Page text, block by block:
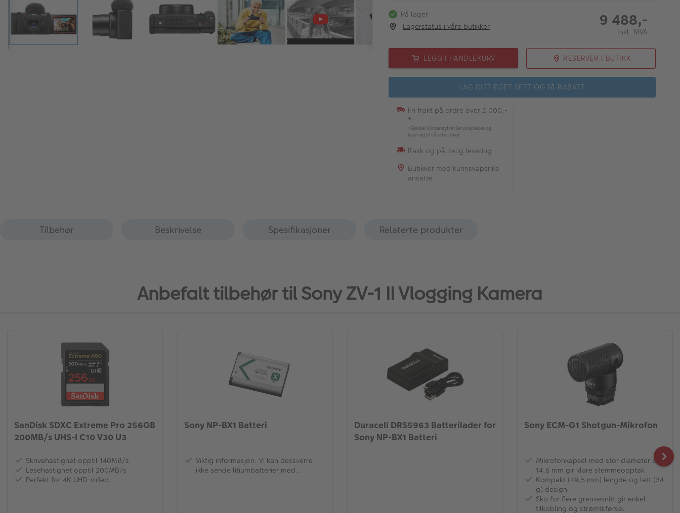
På lager
Lagerstatus i våre butikker
9 488,-
Inkl. MVA
LEGG I HANDLEKURV RESERVER I BUTIKK
LAG DITT EGET SETT OG FÅ RABATT
Fri frakt på ordre over 2 000,-
*
*Gjelder Klimanøytral Servicepakke og
levering til våre butikker
Rask og pålitelig levering
Butikker med kunnskapsrike
ansatte
Tilbehør Beskrivelse Spesifikasjoner Relaterte produkter
Anbefalt tilbehør til Sony ZV-1 II Vlogging Kamera
SanDisk SDXC Extreme Pro 256GB
200MB/s UHS-I C10 V30 U3
Skrivehastighet opptil 140MB/s
Lesehastighet opptil 200MB/s
Perfekt for 4K UHD-video
Sony NP-BX1 Batteri
Viktig informasjon: Vi kan dessverre
ikke sende litiumbatterier med
Duracell DRS5963 Batterilader for
Sony NP-BX1 Batteri
Sony ECM-G1 Shotgun-Mikrofon
Mikrofonkapsel med stor diameter på
14,6 mm gir klare stemmeopptak
Kompakt (48,5 mm) lengde og lett (34
g) design
Sko for flere grensesnitt gir enkel
tilkobling og strømtilførsel